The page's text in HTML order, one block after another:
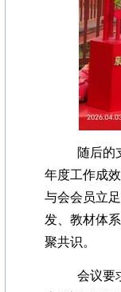
随后的
年度工作成
与会会员立
发、教材体
聚共识。
会议要